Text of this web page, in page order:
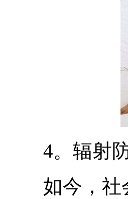
4。辐射
如今，社会